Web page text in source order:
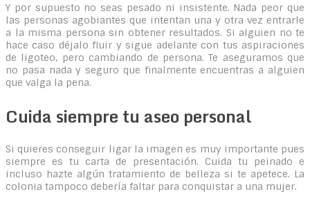
Y por supuesto no seas pesado ni insistente. Nada peor que
las personas agobiantes que intentan una y otra vez entrarle
a la misma persona sin obtener resultados. Si alguien no te
hace caso déjalo fluir y sigue adelante con tus aspiraciones
de ligoteo, pero cambiando de persona. Te aseguramos que
no pasa nada y seguro que finalmente encuentras a alguien
que valga la pena.
Cuida siempre tu aseo personal
Si quieres conseguir ligar la imagen es muy importante pues
siempre es tu carta de presentación. Cuida tu peinado e
incluso hazte algún tratamiento de belleza si te apetece. La
colonia tampoco debería faltar para conquistar a una mujer.